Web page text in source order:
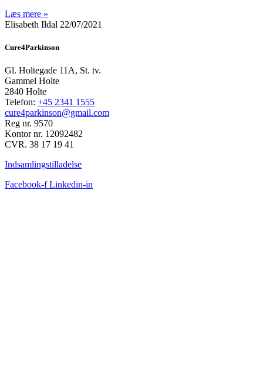
Læs mere »
Elisabeth Ildal 22/07/2021
Cure4Parkinson
Gl. Holtegade 11A, St. tv.
Gammel Holte
2840 Holte
Telefon: +45 2341 1555
cure4parkinson@gmail.com
Reg nr. 9570
Kontor nr. 12092482
CVR. 38 17 19 41
Indsamlingstilladelse
Facebook-f Linkedin-in